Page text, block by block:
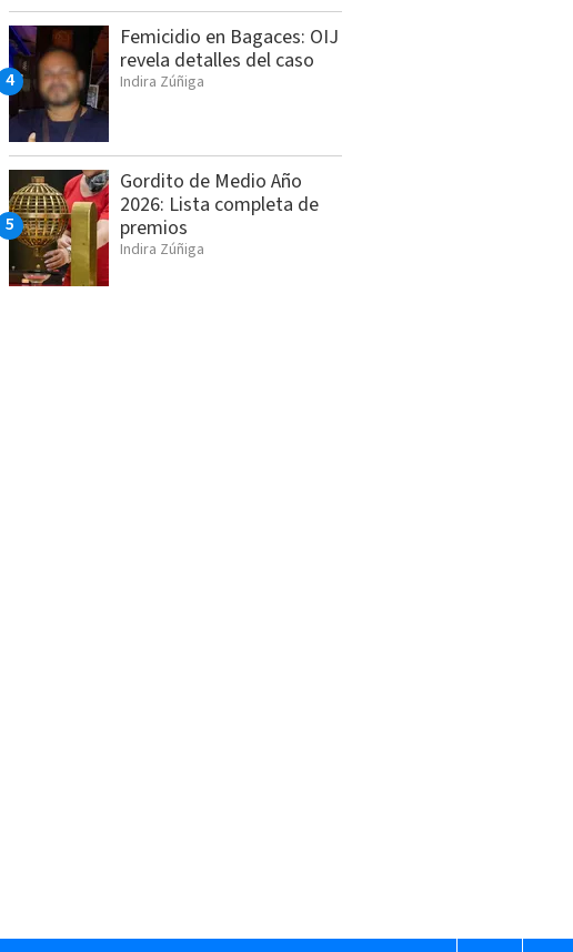
Femicidio en Bagaces: OIJ
revela detalles del caso
Indira Zúñiga
Gordito de Medio Año
2026: Lista completa de
premios
Indira Zúñiga